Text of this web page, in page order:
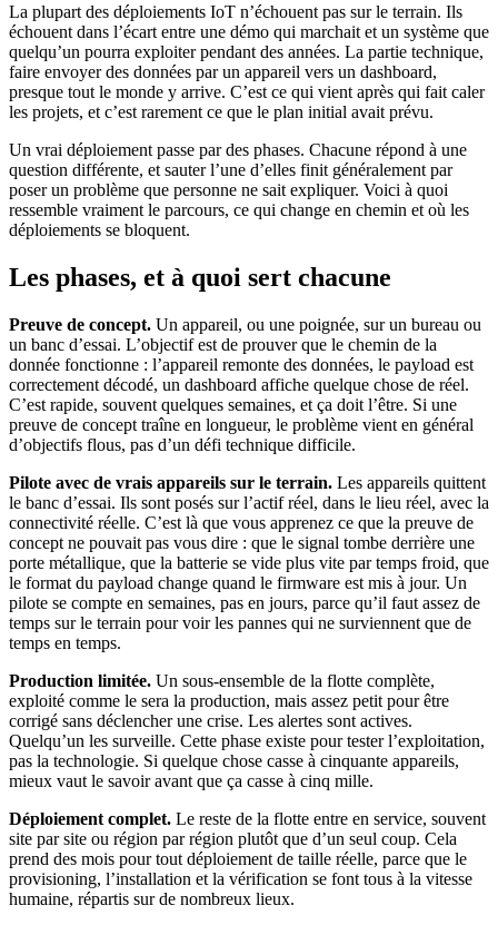
La plupart des déploiements IoT n’échouent pas sur le terrain. Ils
échouent dans l’écart entre une démo qui marchait et un système que
quelqu’un pourra exploiter pendant des années. La partie technique,
faire envoyer des données par un appareil vers un dashboard,
presque tout le monde y arrive. C’est ce qui vient après qui fait caler
les projets, et c’est rarement ce que le plan initial avait prévu.
Un vrai déploiement passe par des phases. Chacune répond à une
question différente, et sauter l’une d’elles finit généralement par
poser un problème que personne ne sait expliquer. Voici à quoi
ressemble vraiment le parcours, ce qui change en chemin et où les
déploiements se bloquent.
Les phases, et à quoi sert chacune
Preuve de concept. Un appareil, ou une poignée, sur un bureau ou
un banc d’essai. L’objectif est de prouver que le chemin de la
donnée fonctionne : l’appareil remonte des données, le payload est
correctement décodé, un dashboard affiche quelque chose de réel.
C’est rapide, souvent quelques semaines, et ça doit l’être. Si une
preuve de concept traîne en longueur, le problème vient en général
d’objectifs flous, pas d’un défi technique difficile.
Pilote avec de vrais appareils sur le terrain. Les appareils quittent
le banc d’essai. Ils sont posés sur l’actif réel, dans le lieu réel, avec la
connectivité réelle. C’est là que vous apprenez ce que la preuve de
concept ne pouvait pas vous dire : que le signal tombe derrière une
porte métallique, que la batterie se vide plus vite par temps froid, que
le format du payload change quand le firmware est mis à jour. Un
pilote se compte en semaines, pas en jours, parce qu’il faut assez de
temps sur le terrain pour voir les pannes qui ne surviennent que de
temps en temps.
Production limitée. Un sous-ensemble de la flotte complète,
exploité comme le sera la production, mais assez petit pour être
corrigé sans déclencher une crise. Les alertes sont actives.
Quelqu’un les surveille. Cette phase existe pour tester l’exploitation,
pas la technologie. Si quelque chose casse à cinquante appareils,
mieux vaut le savoir avant que ça casse à cinq mille.
Déploiement complet. Le reste de la flotte entre en service, souvent
site par site ou région par région plutôt que d’un seul coup. Cela
prend des mois pour tout déploiement de taille réelle, parce que le
provisioning, l’installation et la vérification se font tous à la vitesse
humaine, répartis sur de nombreux lieux.